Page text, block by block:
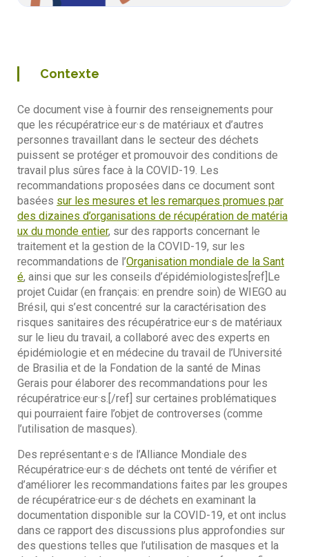
Contexte
Ce document vise à fournir des renseignements pour
que les récupératrice·eur·s de matériaux et d’autres
personnes travaillant dans le secteur des déchets
puissent se protéger et promouvoir des conditions de
travail plus sûres face à la COVID-19. Les
recommandations proposées dans ce document sont
basées sur les mesures et les remarques promues par
des dizaines d’organisations de récupération de matéria
ux du monde entier, sur des rapports concernant le
traitement et la gestion de la COVID-19, sur les
recommandations de l’Organisation mondiale de la Sant
é, ainsi que sur les conseils d’épidémiologistes[ref]Le
projet Cuidar (en français: en prendre soin) de WIEGO au
Brésil, qui s’est concentré sur la caractérisation des
risques sanitaires des récupératrice·eur·s de matériaux
sur le lieu du travail, a collaboré avec des experts en
épidémiologie et en médecine du travail de l’Université
de Brasilia et de la Fondation de la santé de Minas
Gerais pour élaborer des recommandations pour les
récupératrice·eur·s.[/ref] sur certaines problématiques
qui pourraient faire l’objet de controverses (comme
l’utilisation de masques).
Des représentant·e·s de l’Alliance Mondiale des
Récupératrice·eur·s de déchets ont tenté de vérifier et
d’améliorer les recommandations faites par les groupes
de récupératrice·eur·s de déchets en examinant la
documentation disponible sur la COVID-19, et ont inclus
dans ce rapport des discussions plus approfondies sur
des questions telles que l’utilisation de masques et la